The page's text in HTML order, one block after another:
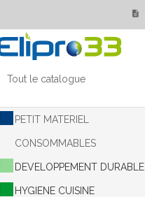
Tout le catalogue
PETIT MATERIEL
CONSOMMABLES
DEVELOPPEMENT DURABLE
HYGIENE CUISINE
des cookies